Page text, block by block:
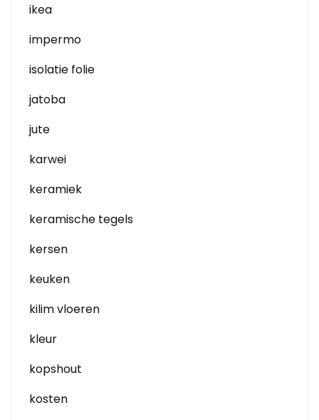
ikea
impermo
isolatie folie
jatoba
jute
karwei
keramiek
keramische tegels
kersen
keuken
kilim vloeren
kleur
kopshout
kosten